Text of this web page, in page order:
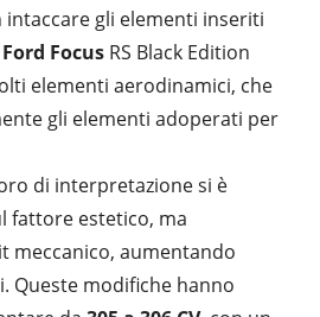
gli elementi inseriti
Ford Focus RS Black Edition
elementi aerodinamici, che
gli elementi adoperati per
di interpretazione si è
fattore estetico, ma
meccanico, aumentando
Queste modifiche hanno